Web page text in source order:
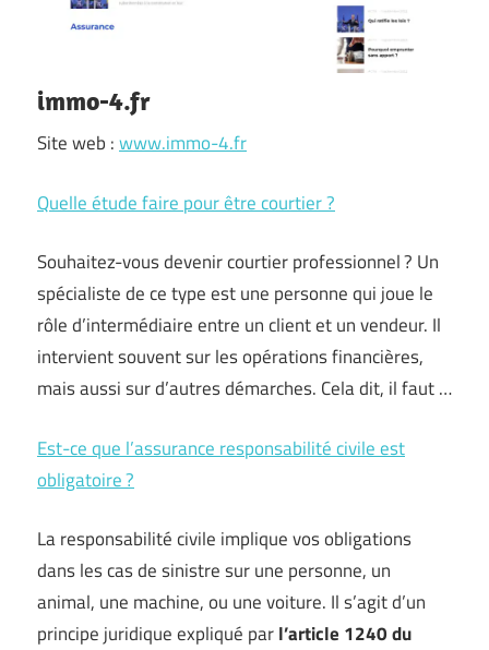
immo-4.fr
Site web :www.immo-4.fr
Quelle étude faire pour être courtier ?
Souhaitez-vous devenir courtier professionnel ? Un
spécialiste de ce type est une personne qui joue le
rôle d’intermédiaire entre un client et un vendeur. Il
intervient souvent sur les opérations financières,
mais aussi sur d’autres démarches. Cela dit, il faut …
Est-ce que l’assurance responsabilité civile est
obligatoire ?
La responsabilité civile implique vos obligations
dans les cas de sinistre sur une personne, un
animal, une machine, ou une voiture. Il s’agit d’un
principe juridique expliqué parl’article 1240 du